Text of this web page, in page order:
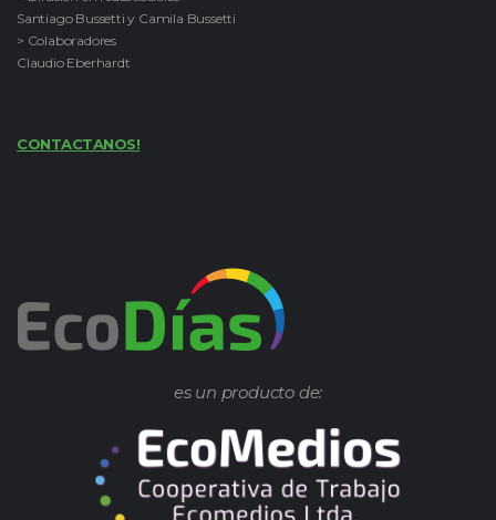
Santiago Bussetti y Camila Bussetti
> Colaboradores
Claudio Eberhardt
CONTACTANOS!
es un producto de: